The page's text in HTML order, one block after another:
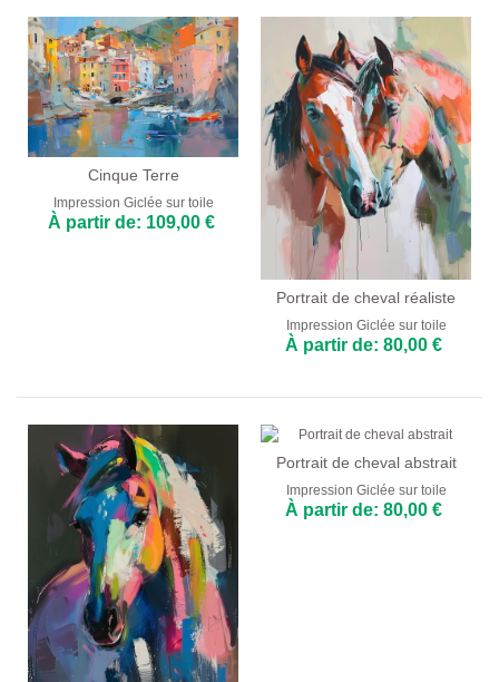
Cinque Terre
Impression Giclée sur toile
À partir de: 109,00 €
Portrait de cheval réaliste
Impression Giclée sur toile
À partir de: 80,00 €
Portrait de cheval abstrait
Impression Giclée sur toile
À partir de: 80,00 €